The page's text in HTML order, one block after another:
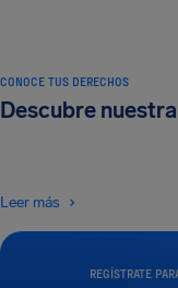
REGÍSTRATE
CONOCE TUS DERECHOS
Descubre
Leer más